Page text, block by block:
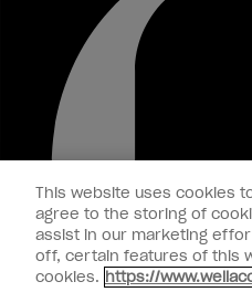
This website uses cookies
agree to the storing of
assist in our marketing
off, certain features of this
cookies. https://